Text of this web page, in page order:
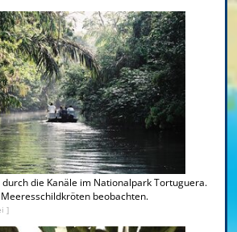
die Kanäle im Nationalpark Tortuguera.
beobachten.
]